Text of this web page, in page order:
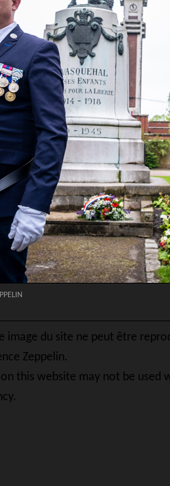
image du site ne peut être
Zeppelin.
this website may not be used